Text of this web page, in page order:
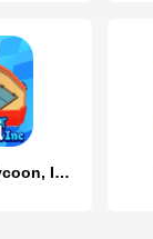
Seafood Inc - Tycoon, Idle